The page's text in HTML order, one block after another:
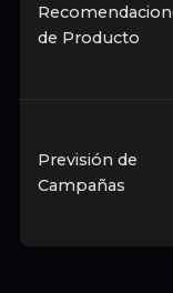
de Producto
Previsión de
Campañas